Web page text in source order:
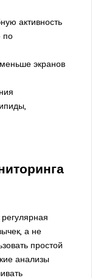
активность
по
экранов
а не
простой
анализы